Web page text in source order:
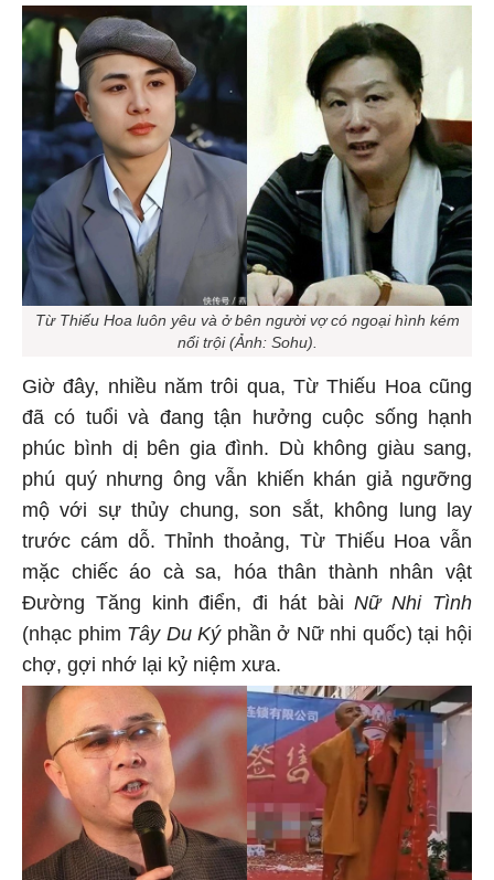
Từ Thiếu Hoa luôn yêu và ở bên người vợ có ngoại hình kém
nổi trội (Ảnh: Sohu).
Giờ đây, nhiều năm trôi qua, Từ Thiếu Hoa cũng
đã có tuổi và đang tận hưởng cuộc sống hạnh
phúc bình dị bên gia đình. Dù không giàu sang,
phú quý nhưng ông vẫn khiến khán giả ngưỡng
mộ với sự thủy chung, son sắt, không lung lay
trước cám dỗ. Thỉnh thoảng, Từ Thiếu Hoa vẫn
mặc chiếc áo cà sa, hóa thân thành nhân vật
Đường Tăng kinh điển, đi hát bàiNữ Nhi Tình
(nhạc phim Tây Du Kýphần ở Nữ nhi quốc) tại hội
chợ, gợi nhớ lại kỷ niệm xưa.